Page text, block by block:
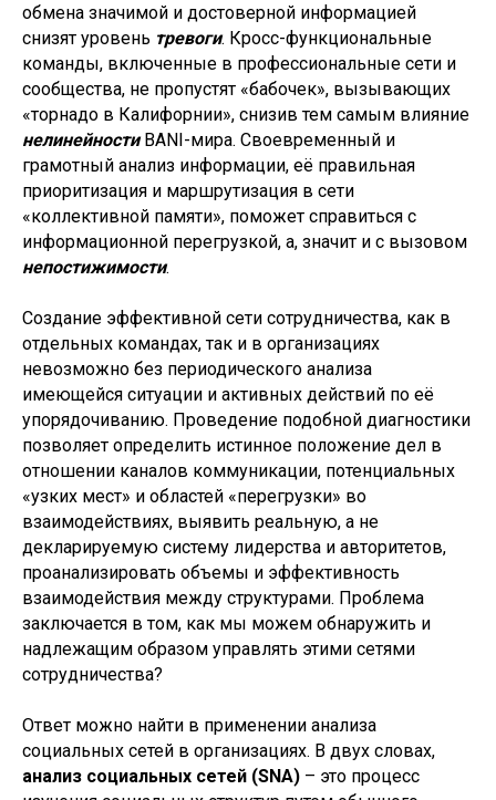
обмена значимой и достоверной информацией
снизят уровень тревоги. Кросс-функциональные
команды, включенные в профессиональные сети и
сообщества, не пропустят «бабочек», вызывающих
«торнадо в Калифорнии», снизив тем самым влияние
нелинейностиBANI-мира. Своевременный и
грамотный анализ информации, её правильная
приоритизация и маршрутизация в сети
«коллективной памяти», поможет справиться с
информационной перегрузкой, а, значит и с вызовом
непостижимости.
Создание эффективной сети сотрудничества, как в
отдельных командах, так и в организациях
невозможно без периодического анализа
имеющейся ситуации и активных действий по её
упорядочиванию. Проведение подобной диагностики
позволяет определить истинное положение дел в
отношении каналов коммуникации, потенциальных
«узких мест» и областей «перегрузки» во
взаимодействиях, выявить реальную, а не
декларируемую систему лидерства и авторитетов,
проанализировать объемы и эффективность
взаимодействия между структурами. Проблема
заключается в том, как мы можем обнаружить и
надлежащим образом управлять этими сетями
сотрудничества?
Ответ можно найти в применении анализа
социальных сетей в организациях. В двух словах,
анализ социальных сетей (SNA) – это процесс